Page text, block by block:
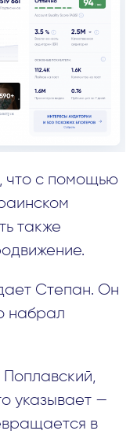
что с помощью
также
Степан. Он
набрал
указывает —
в